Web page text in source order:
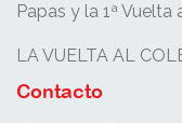
Papas y la 1ª Vuelta
LA VUELTA AL
Contacto